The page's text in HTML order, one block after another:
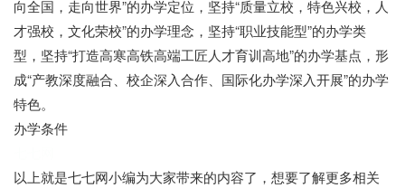
向全国，走向世界”的办学定位，坚持“质量立校，特色兴校，人
才强校，文化荣校”的办学理念，坚持“职业技能型”的办学类
型，坚持“打造高寒高铁高端工匠人才育训高地”的办学基点，形
成“产教深度融合、校企深入合作、国际化办学深入开展”的办学
特色。
办学条件
以上就是七七网小编为大家带来的内容了，想要了解更多相关